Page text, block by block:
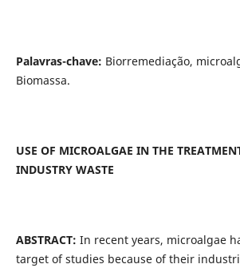
Palavras-chave: Biorremediação,
Biomassa.
USE OF MICROALGAE IN THE
INDUSTRY WASTE
ABSTRACT: In recent years, microalgae
target of studies because of their